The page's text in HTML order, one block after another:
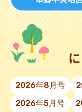
2026年8月号
2026年5月号